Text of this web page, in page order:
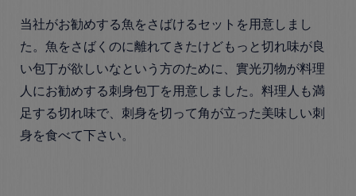
当社がお勧めする魚をさばけるセットを用意しまし
た。魚をさばくのに離れてきたけどもっと切れ味が良
い包丁が欲しいなという方のために、實光刃物が料理
人にお勧めする刺身包丁を用意しました。料理人も満
足する切れ味で、刺身を切って角が立った美味しい刺
身を食べて下さい。